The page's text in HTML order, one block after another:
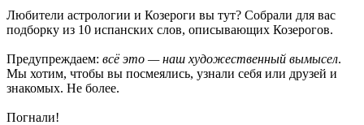
Любители астрологии и Козероги вы тут? Собрали для вас
подборку из 10 испанских слов, описывающих Козерогов.
Предупреждаем: всё это — наш художественный вымысел.
Мы хотим, чтобы вы посмеялись, узнали себя или друзей и
знакомых. Не более.
Погнали!